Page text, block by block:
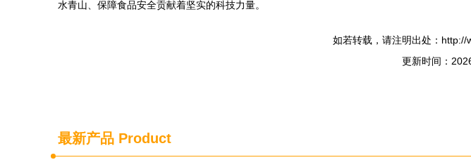
水青山、保障食品安全贡献着坚实的科技力量。
如若转载，请注明出处：
更新时间：
最新产品 Product